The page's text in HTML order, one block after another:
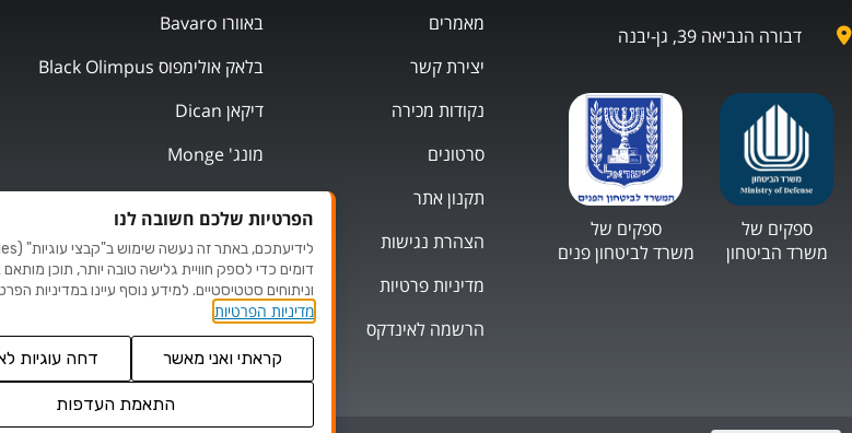
דבורה הנביאה 39, גן-יבנה
ספקים של
משרד הביטחון
ספקים של
משרד לביטחון פנים
מאמרים
יצירת קשר
נקודות מכירה
סרטונים
תקנון אתר
הצהרת נגישות
מדיניות פרטיות
הרשמה לאינדקס
באוורו Bavaro
בלאק אולימפוס Black Olimpus
דיקאן Dican
מונג' Monge
הפרטיות שלכם חשובה לנו
דומים כדי לספק חוויית גלישה טובה יותר, תוכן
וניתוחים סטטיסטיים. למידע נוסף עיינו במדיניות
מדיניות הפרטיות
קראתי ואני מאשר דחה עוגיות לא
התאמת העדפות